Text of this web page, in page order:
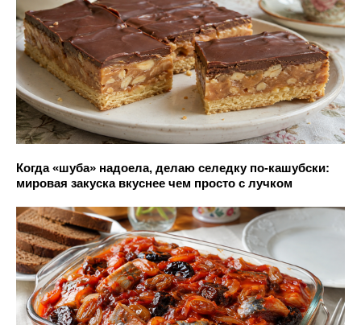
Когда «шуба» надоела, делаю селедку по-кашубски:
мировая закуска вкуснее чем просто с лучком